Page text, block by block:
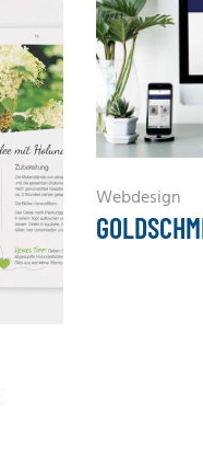
Webdesign